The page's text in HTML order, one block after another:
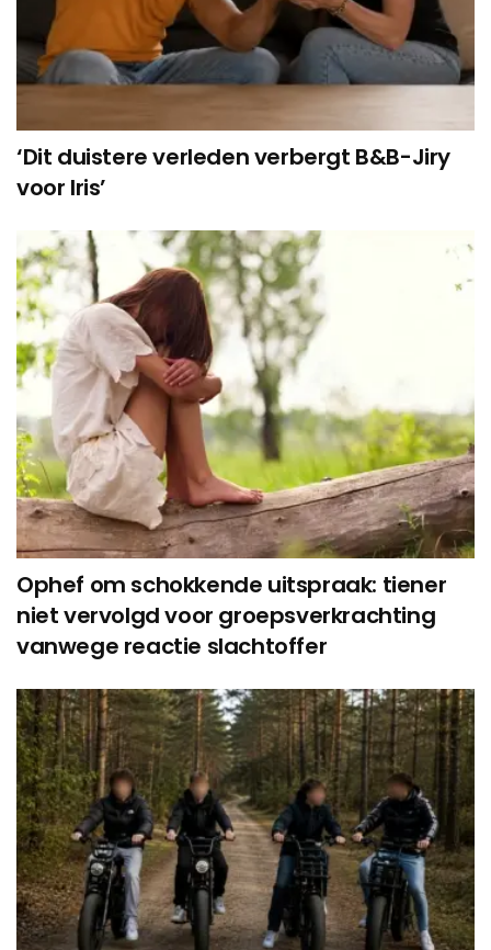
‘Dit duistere verleden verbergt B&B-Jiry
voor Iris’
Ophef om schokkende uitspraak: tiener
niet vervolgd voor groepsverkrachting
vanwege reactie slachtoffer